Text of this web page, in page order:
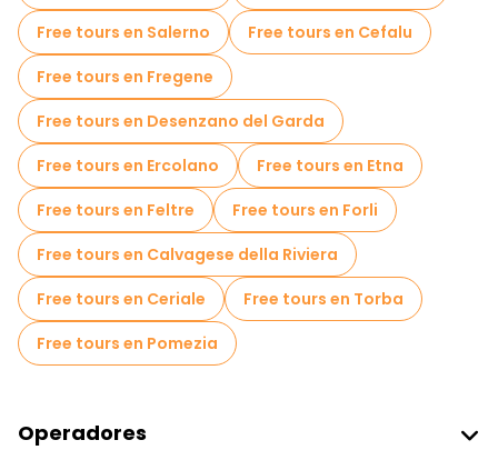
Free tours en Salerno
Free tours en Cefalu
Free tours en Fregene
Free tours en Desenzano del Garda
Free tours en Ercolano
Free tours en Etna
Free tours en Feltre
Free tours en Forli
Free tours en Calvagese della Riviera
Free tours en Ceriale
Free tours en Torba
Free tours en Pomezia
Operadores